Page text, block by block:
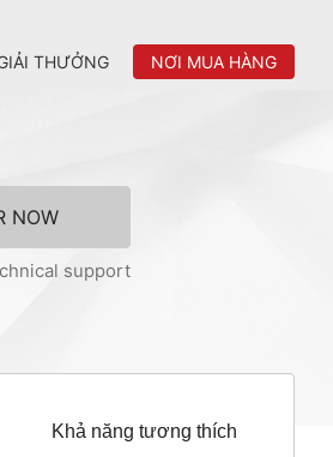
THƯỞNG NƠI MUA HÀNG
NOW
support
Khả năng tương thích